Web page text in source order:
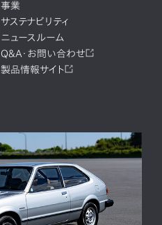
事業
サステナビリティ
ニュースルーム
Q&A・お問い合わせ
製品情報サイト